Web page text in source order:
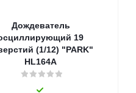
Дождеватель
19
(1/12) "PARK"
HL164A